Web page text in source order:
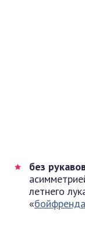
без
летнего
«